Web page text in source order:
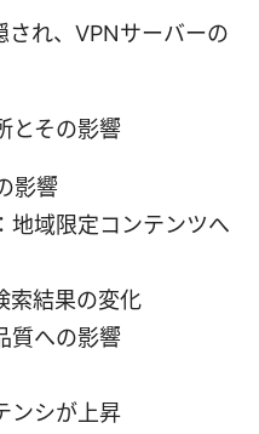
され、VPNサーバーの
とその影響
影響
地域限定コンテンツへ
索結果の変化
質への影響
ンシが上昇